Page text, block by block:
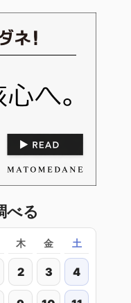
べる
木 金 土
2 3 4